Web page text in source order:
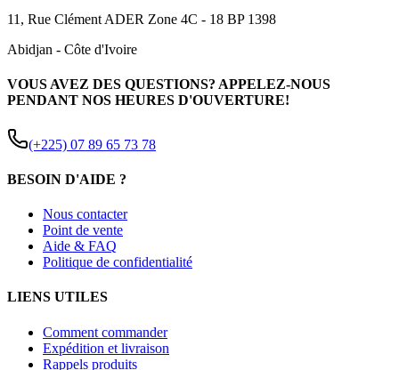
11, Rue Clément ADER Zone 4C - 18 BP 1398
Abidjan - Côte d'Ivoire
VOUS AVEZ DES QUESTIONS? APPELEZ-NOUS
PENDANT NOS HEURES D'OUVERTURE!
(+225) 07 89 65 73 78
BESOIN D'AIDE ?
Nous contacter
Point de vente
Aide & FAQ
Politique de confidentialité
LIENS UTILES
Comment commander
Expédition et livraison
Rappels produits